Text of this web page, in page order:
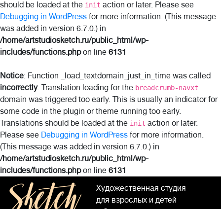
should be loaded at the init action or later. Please see
Debugging in WordPress for more information. (This message
was added in version 6.7.0.) in
/home/artstudiosketch.ru/public_html/wp-
includes/functions.phpon line 6131
Notice: Function _load_textdomain_just_in_time was called
incorrectly. Translation loading for the breadcrumb-navxt
domain was triggered too early. This is usually an indicator for
some code in the plugin or theme running too early.
Translations should be loaded at the init action or later.
Please see Debugging in WordPress for more information.
(This message was added in version 6.7.0.) in
/home/artstudiosketch.ru/public_html/wp-
includes/functions.phpon line 6131
Художественная студия
для взрослых и детей